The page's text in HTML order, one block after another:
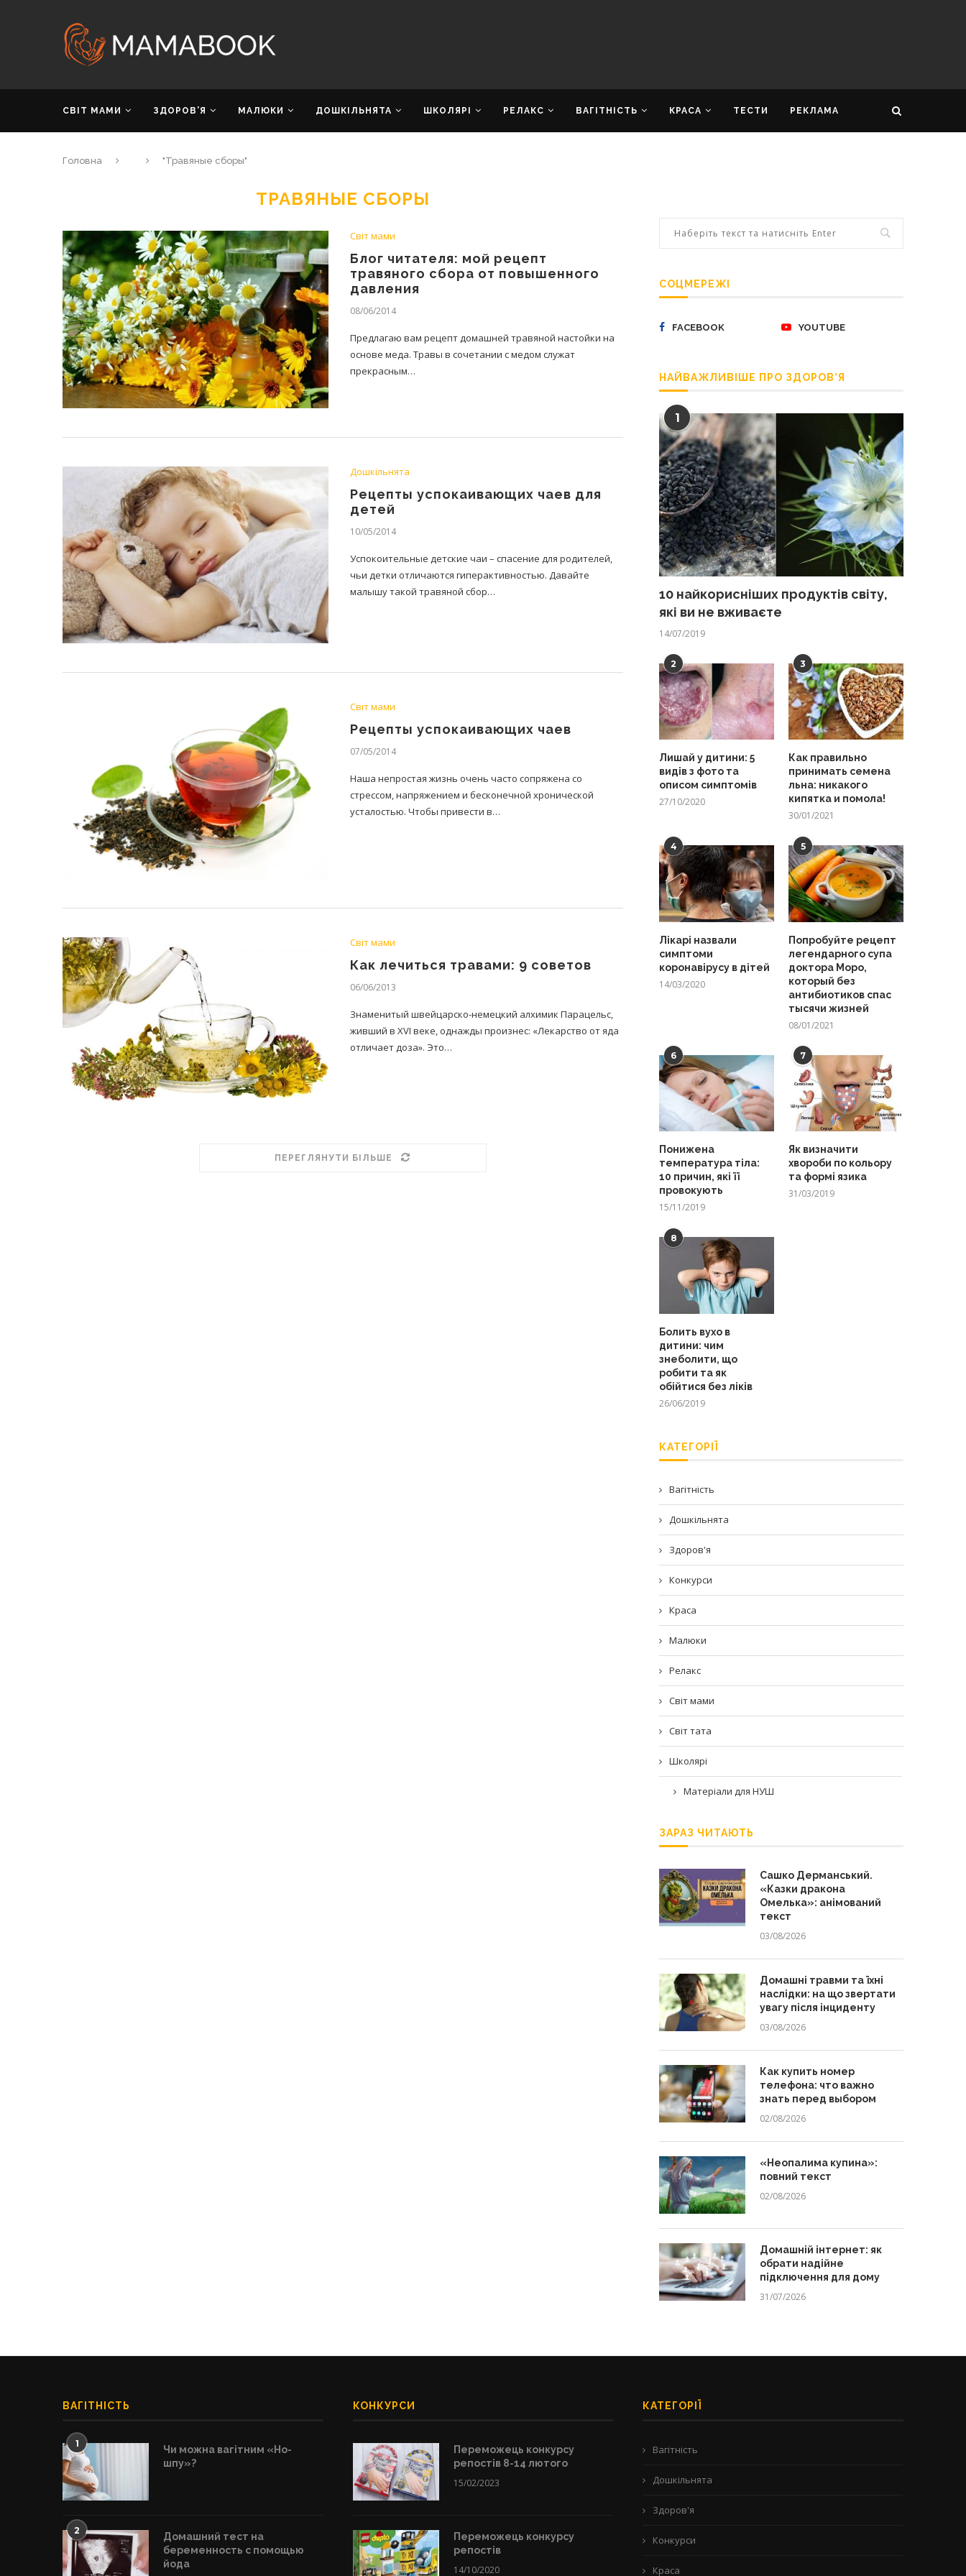
СВІТ МАМИ ЗДОРОВ’Я МАЛЮКИ ДОШКІЛЬНЯТА ШКОЛЯРІ РЕЛАКС ВАГІТНІСТЬ КРАСА ТЕСТИ РЕКЛАМА
Головна "Травяные сборы"
ТРАВЯНЫЕ СБОРЫ
Світ мами
Блог читателя: мой рецепт
травяного сбора от повышенного
давления
08/06/2014
Предлагаю вам рецепт домашней травяной настойки на
основе меда. Травы в сочетании с медом служат
прекрасным…
Дошкільнята
Рецепты успокаивающих чаев для
детей
10/05/2014
Успокоительные детские чаи – спасение для родителей,
чьи детки отличаются гиперактивностью. Давайте
малышу такой травяной сбор…
Світ мами
Рецепты успокаивающих чаев
07/05/2014
Наша непростая жизнь очень часто сопряжена со
стрессом, напряжением и бесконечной хронической
усталостью. Чтобы привести в…
Світ мами
Как лечиться травами: 9 советов
06/06/2013
Знаменитый швейцарско-немецкий алхимик Парацельс,
живший в XVI веке, однажды произнес: «Лекарство от яда
отличает доза». Это…
ПЕРЕГЛЯНУТИ БІЛЬШЕ
СОЦМЕРЕЖІ
FACEBOOK YOUTUBE
НАЙВАЖЛИВІШЕ ПРО ЗДОРОВ’Я
1
10 найкорисніших продуктів світу,
які ви не вживаєте
14/07/2019
2
Лишай у дитини: 5
видів з фото та
описом симптомів
27/10/2020
3
Как правильно
принимать семена
льна: никакого
кипятка и помола!
30/01/2021
4
Лікарі назвали
симптоми
коронавірусу в дітей
14/03/2020
5
Попробуйте рецепт
легендарного супа
доктора Моро,
который без
антибиотиков спас
тысячи жизней
08/01/2021
6
Понижена
температура тіла:
10 причин, які її
провокують
15/11/2019
7
Як визначити
хвороби по кольору
та формі язика
31/03/2019
8
Болить вухо в
дитини: чим
знеболити, що
робити та як
обійтися без ліків
26/06/2019
КАТЕГОРІЇ
Вагітність
Дошкільнята
Здоров'я
Конкурси
Краса
Малюки
Релакс
Світ мами
Світ тата
Школярі
Матеріали для НУШ
ЗАРАЗ ЧИТАЮТЬ
Сашко Дерманський.
«Казки дракона
Омелька»: анімований
текст
03/08/2026
Домашні травми та їхні
наслідки: на що звертати
увагу після інциденту
03/08/2026
Как купить номер
телефона: что важно
знать перед выбором
02/08/2026
«Неопалима купина»:
повний текст
02/08/2026
Домашній інтернет: як
обрати надійне
підключення для дому
31/07/2026
ВАГІТНІСТЬ
1
Чи можна вагітним «Но-
шпу»?
2
Домашний тест на
беременность с помощью
йода
КОНКУРСИ
Переможець конкурсу
репостів 8-14 лютого
15/02/2023
Переможець конкурсу
репостів
14/10/2020
КАТЕГОРІЇ
Вагітність
Дошкільнята
Здоров'я
Конкурси
Краса